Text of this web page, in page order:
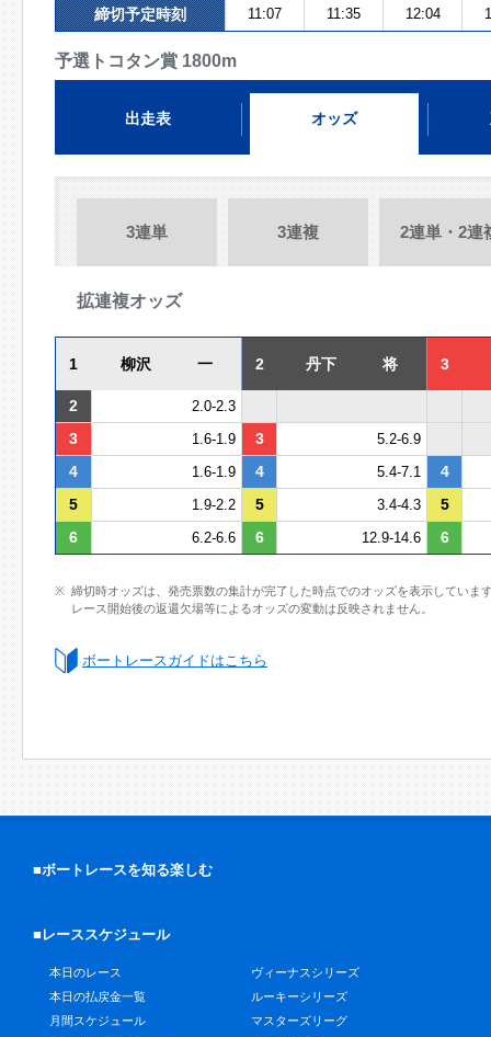
締切予定時刻 11:07 11:35 12:04
予選トコタン賞 1800m
出走表 オッズ
3連単 3連複 2連単・2連
拡連複オッズ
1 柳沢 一 2 丹下 将 3
2 2.0-2.3
3 1.6-1.9 3 5.2-6.9
4 1.6-1.9 4 5.4-7.1
4
5
1.9-2.2 5 3.4-4.3
5
6
6.2-6.6 6 12.9-14.6 6
締切時オッズは、発売票数の集計が完了した時点でのオッズを表示していま
レース開始後の返還欠場等によるオッズの変動は反映されません。
ボートレースガイドはこちら
■ボートレースを知る楽しむ
■レーススケジュール
本日のレース
本日の払戻金一覧
月間スケジュール
ヴィーナスシリーズ
ルーキーシリーズ
マスターズリーグ